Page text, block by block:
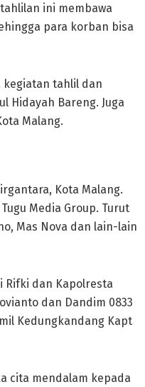
ini membawa
para korban bisa
kegiatan tahlil dan
Hidayah Bareng. Juga
Malang.
Kota Malang.
Media Group. Turut
Mas Nova dan lain-lain
Rifki dan Kapolresta
dan Dandim 0833
Kedungkandang Kapt
cita mendalam kepada